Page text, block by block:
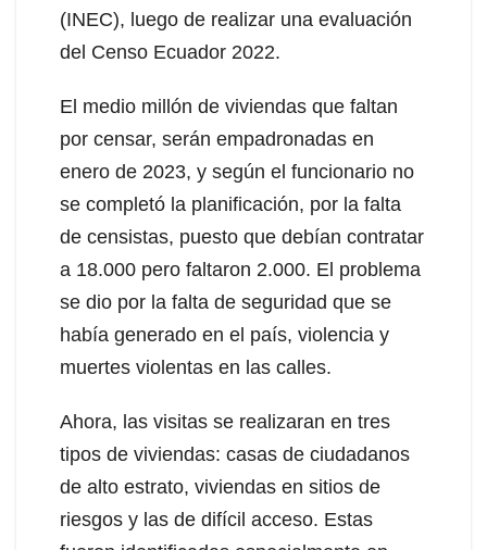
(INEC), luego de realizar una evaluación
del Censo Ecuador 2022.
El medio millón de viviendas que faltan
por censar, serán empadronadas en
enero de 2023, y según el funcionario no
se completó la planificación, por la falta
de censistas, puesto que debían contratar
a 18.000 pero faltaron 2.000. El problema
se dio por la falta de seguridad que se
había generado en el país, violencia y
muertes violentas en las calles.
Ahora, las visitas se realizaran en tres
tipos de viviendas: casas de ciudadanos
de alto estrato, viviendas en sitios de
riesgos y las de difícil acceso. Estas